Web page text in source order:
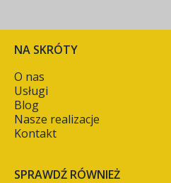
NA SKRÓTY
O nas
Usługi
Blog
Nasze realizacje
Kontakt
SPRAWDŹ RÓWNIEŻ